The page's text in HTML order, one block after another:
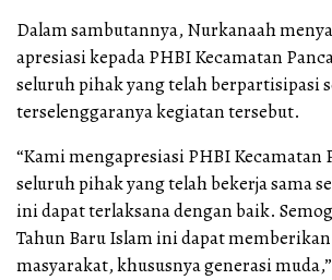
Dalam sambutannya, Nurkanaah
apresiasi kepada PHBI Kecamatan
seluruh pihak yang telah berpartisipasi
terselenggaranya kegiatan tersebut.
“Kami mengapresiasi PHBI Kecamatan
seluruh pihak yang telah bekerja sama
ini dapat terlaksana dengan baik.
Tahun Baru Islam ini dapat
masyarakat, khususnya generasi